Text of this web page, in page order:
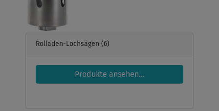
Rolladen-Lochsägen (6)
Produkte ansehen...